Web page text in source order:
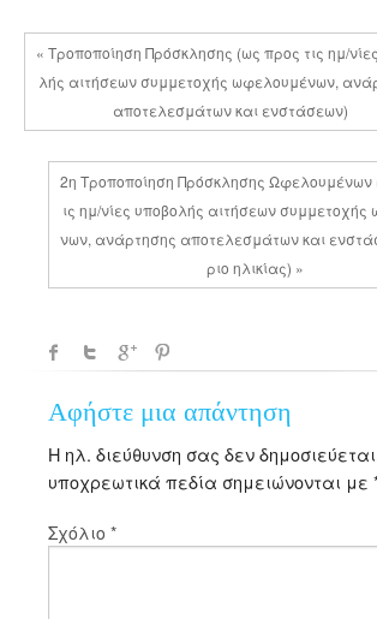
« Τροποποίηση Πρόσκλησης (ως προς τις ημ/
λής αιτήσεων συμμετοχής ωφελουμένων,
αποτελεσμάτων και ενστάσεων)
2η Τροποποίηση Πρόσκλησης Ωφελουμένων
ις ημ/νίες υποβολής αιτήσεων
νων, ανάρτησης αποτελεσμάτων και
ριο ηλικίας) »
Αφήστε μια απάντηση
Η ηλ. διεύθυνση σας δεν
υποχρεωτικά πεδία σημειώνονται με
Σχόλιο *